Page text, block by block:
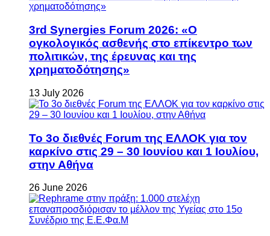
3rd Synergies Forum 2026: «Ο
ογκολογικός ασθενής στο επίκεντρο των
πολιτικών, της έρευνας και της
χρηματοδότησης»
13 July 2026
Το 3ο διεθνές Forum της ΕΛΛΟΚ για τον
καρκίνο στις 29 – 30 Ιουνίου και 1 Ιουλίου,
στην Αθήνα
26 June 2026